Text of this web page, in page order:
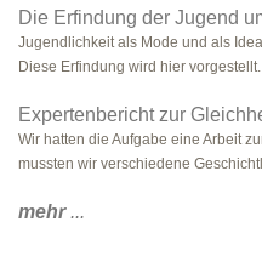
Die Erfindung der Jugend
Jugendlichkeit als Mode und als
Diese Erfindung wird hier
Expertenbericht zur
Wir hatten die Aufgabe eine Arbeit
mussten wir verschiedene
mehr...